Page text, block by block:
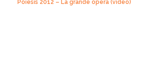
Poiesis 2012 – La grande opera (video)